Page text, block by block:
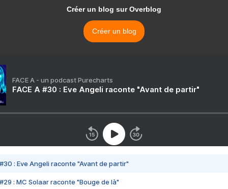
Créer un blog sur Overblog
Créer un blog
FACE A - un podcast Purecharts
FACE A #30 : Eve Angeli raconte "Avant de partir"
#30 : Eve Angeli raconte "Avant de partir"
#29 : MC Solaar raconte "Bouge de là"